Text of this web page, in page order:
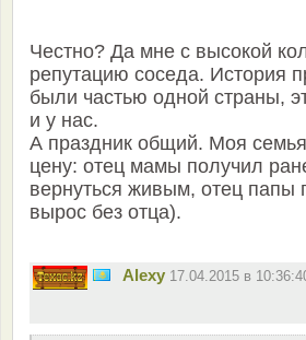
Честно? Да мне с высокой
репутацию соседа. История
были частью одной страны,
и у нас.
А праздник общий. Моя
цену: отец мамы получил
вернуться живым, отец папы
вырос без отца).
Alexy 17.04.2015 в